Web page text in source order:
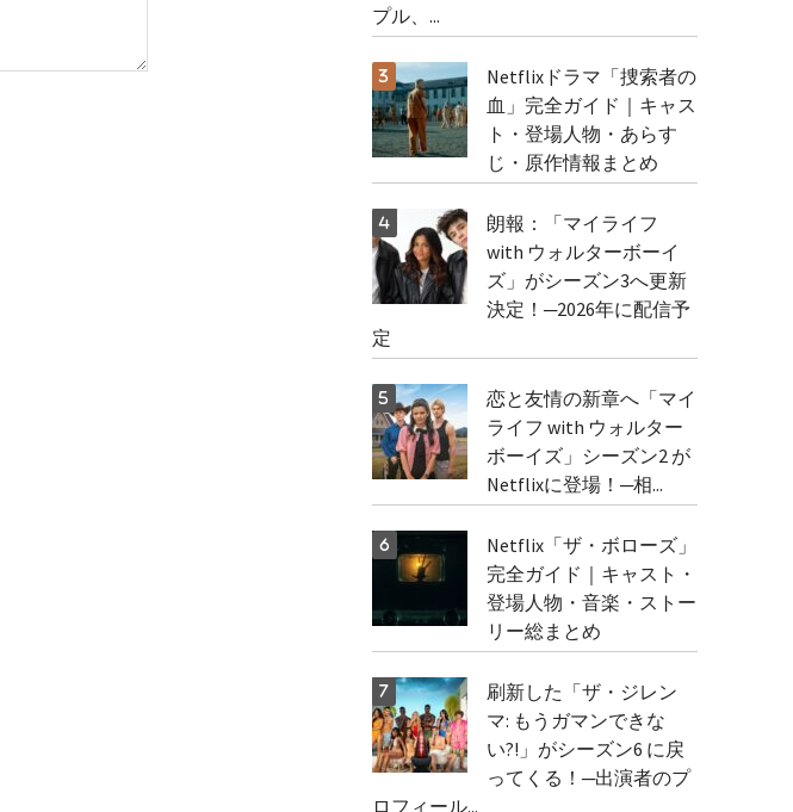
プル、...
Netflixドラマ「捜索者の
血」完全ガイド｜キャス
ト・登場人物・あらす
じ・原作情報まとめ
朗報：「マイライフ
with ウォルターボーイ
ズ」がシーズン3へ更新
決定！─2026年に配信予
定
恋と友情の新章へ「マイ
ライフ with ウォルター
ボーイズ」シーズン2 が
Netflixに登場！─相...
Netflix「ザ・ボローズ」
完全ガイド｜キャスト・
登場人物・音楽・ストー
リー総まとめ
刷新した「ザ・ジレン
マ: もうガマンできな
い?!」がシーズン6 に戻
ってくる！─出演者のプ
ロフィール...